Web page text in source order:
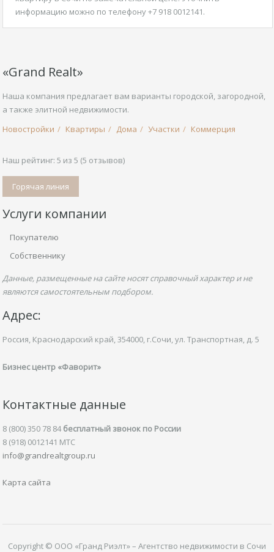
информацию можно по телефону +7 918 0012141.
«Grand Realt»
Наша компания предлагает вам варианты городской, загородной,
а также элитной недвижимости.
Новостройки
Квартиры Дома Участки Коммерция
Наш рейтинг: 5 из 5 (5 отзывов)
Горячая линия
Услуги компании
Покупателю
Собственнику
Данные, размещенные на сайте носят справочный характер и не
являются самостоятельным подбором.
Адрес:
Россия, Краснодарский край,354000, г.Сочи, ул. Транспортная, д. 5
Бизнес центр «Фаворит»
Контактные данные
8 (800) 350 78 84бесплатный звонок по России
8 (918) 0012141 MTC
info@grandrealtgroup.ru
Карта сайта
Copyright © ООО «Гранд Риэлт» – Агентство недвижимости в Сочи